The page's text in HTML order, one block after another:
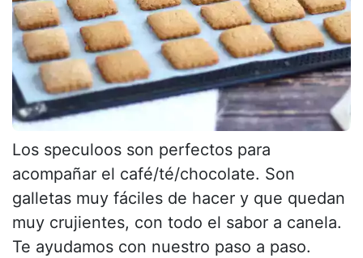
Los speculoos son perfectos para
acompañar el café/té/chocolate. Son
galletas muy fáciles de hacer y que quedan
muy crujientes, con todo el sabor a canela.
Te ayudamos con nuestro paso a paso.